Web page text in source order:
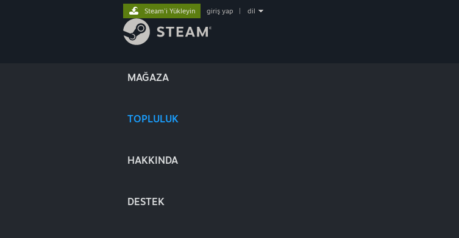
MAĞAZA
TOPLULUK
HAKKINDA
DESTEK
Steam'i Yükleyin giriş yap dil